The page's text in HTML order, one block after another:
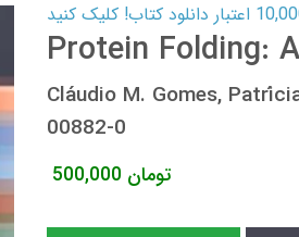
Protein Folding:
Cláudio M. Gomes,
00882-0
500,000 تومان